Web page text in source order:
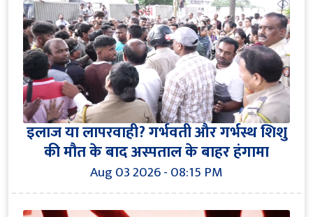
इलाज या लापरवाही? गर्भवती और गर्भस्थ शिशु
की मौत के बाद अस्पताल के बाहर हंगामा
Aug 03 2026 - 08:15 PM